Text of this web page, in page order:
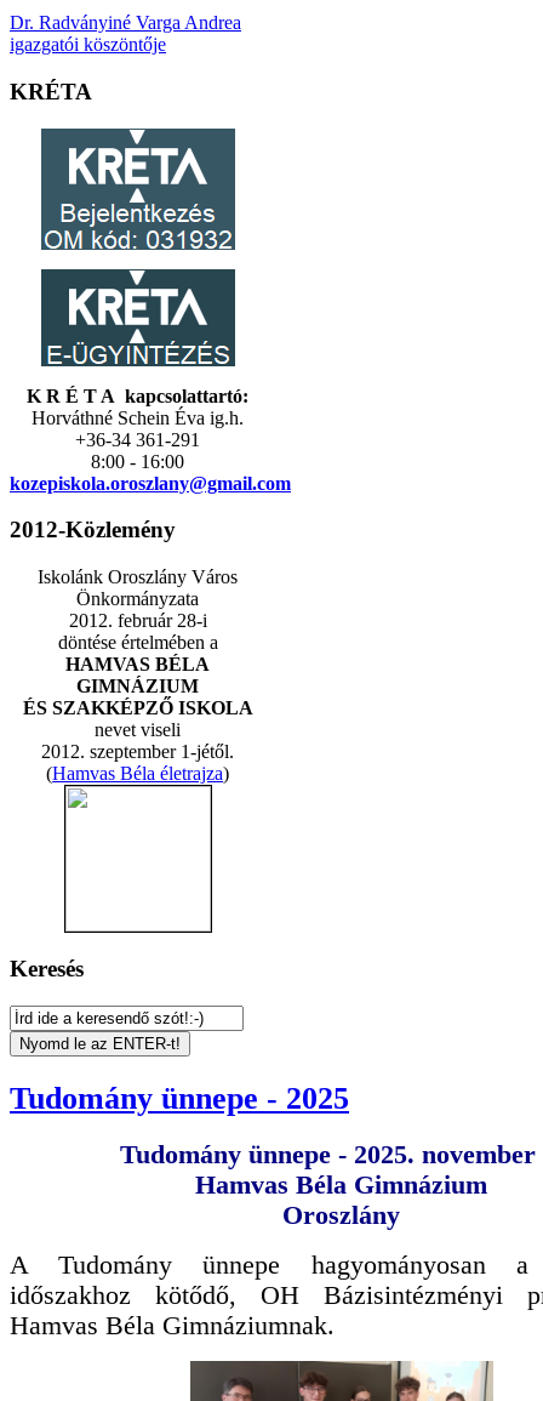
Dr. Radványiné Varga Andrea
igazgatói köszöntője
KRÉTA
K R É T A kapcsolattartó:
Horváthné Schein Éva ig.h.
+36-34 361-291
8:00 - 16:00
kozepiskola.oroszlany@gmail.com
2012-Közlemény
Iskolánk Oroszlány Város
Önkormányzata
2012. február 28-i
döntése értelmében a
HAMVAS BÉLA
GIMNÁZIUM
ÉS SZAKKÉPZŐ ISKOLA
nevet viseli
2012. szeptember 1-jétől.
(Hamvas Béla életrajza)
Keresés
Tudomány ünnepe - 2025
Tudomány ünnepe - 2025. november
Hamvas Béla Gimnázium
Oroszlány
A Tudomány ünnepe hagyományosan a
időszakhoz kötődő, OH Bázisintézményi
Hamvas Béla Gimnáziumnak.